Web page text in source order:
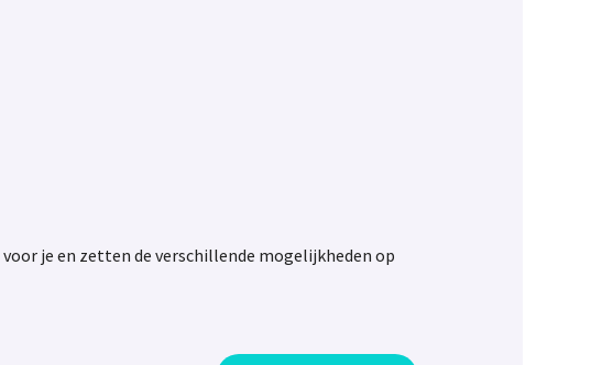
je en zetten de verschillende mogelijkheden op